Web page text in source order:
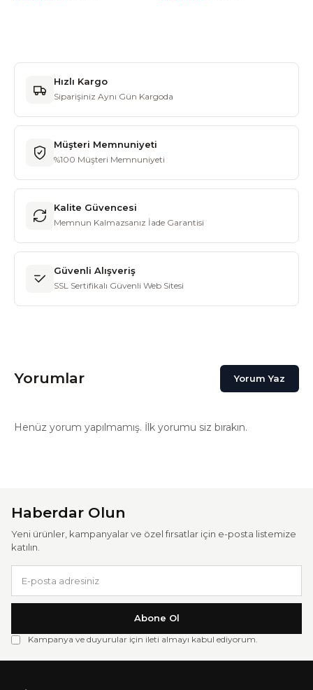
Hızlı Kargo
Siparişiniz Aynı Gün Kargoda
Müşteri Memnuniyeti
%100 Müşteri Memnuniyeti
Kalite Güvencesi
Memnun Kalmazsanız İade Garantisi
Güvenli Alışveriş
SSL Sertifikalı Güvenli Web Sitesi
Yorumlar Yorum Yaz
Henüz yorum yapılmamış. İlk yorumu siz bırakın.
Haberdar Olun
Yeni ürünler, kampanyalar ve özel fırsatlar için e-posta listemize
katılın.
Abone Ol
Kampanya ve duyurular için ileti almayı kabul ediyorum.